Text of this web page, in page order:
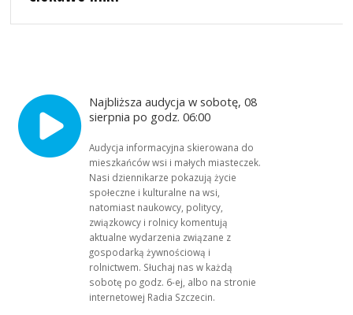
Najbliższa audycja w sobotę, 08
sierpnia po godz. 06:00
Audycja informacyjna skierowana do
mieszkańców wsi i małych miasteczek.
Nasi dziennikarze pokazują życie
społeczne i kulturalne na wsi,
natomiast naukowcy, politycy,
związkowcy i rolnicy komentują
aktualne wydarzenia związane z
gospodarką żywnościową i
rolnictwem. Słuchaj nas w każdą
sobotę po godz. 6-ej, albo na stronie
internetowej Radia Szczecin.